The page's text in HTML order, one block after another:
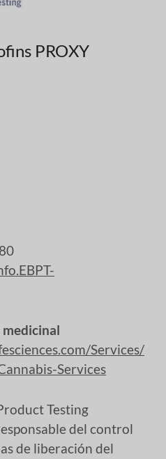
PROXY
medicinal
Services/
Services
Testing
del control
de liberación del